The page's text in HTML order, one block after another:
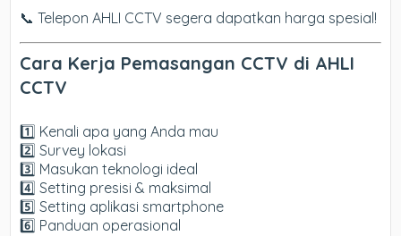
📞 Telepon AHLI CCTV segera dapatkan harga spesial!
Cara Kerja Pemasangan CCTV di AHLI
CCTV
1️⃣ Kenali apa yang Anda mau
2️⃣ Survey lokasi
3️⃣ Masukan teknologi ideal
4️⃣ Setting presisi & maksimal
5️⃣ Setting aplikasi smartphone
6️⃣ Panduan operasional